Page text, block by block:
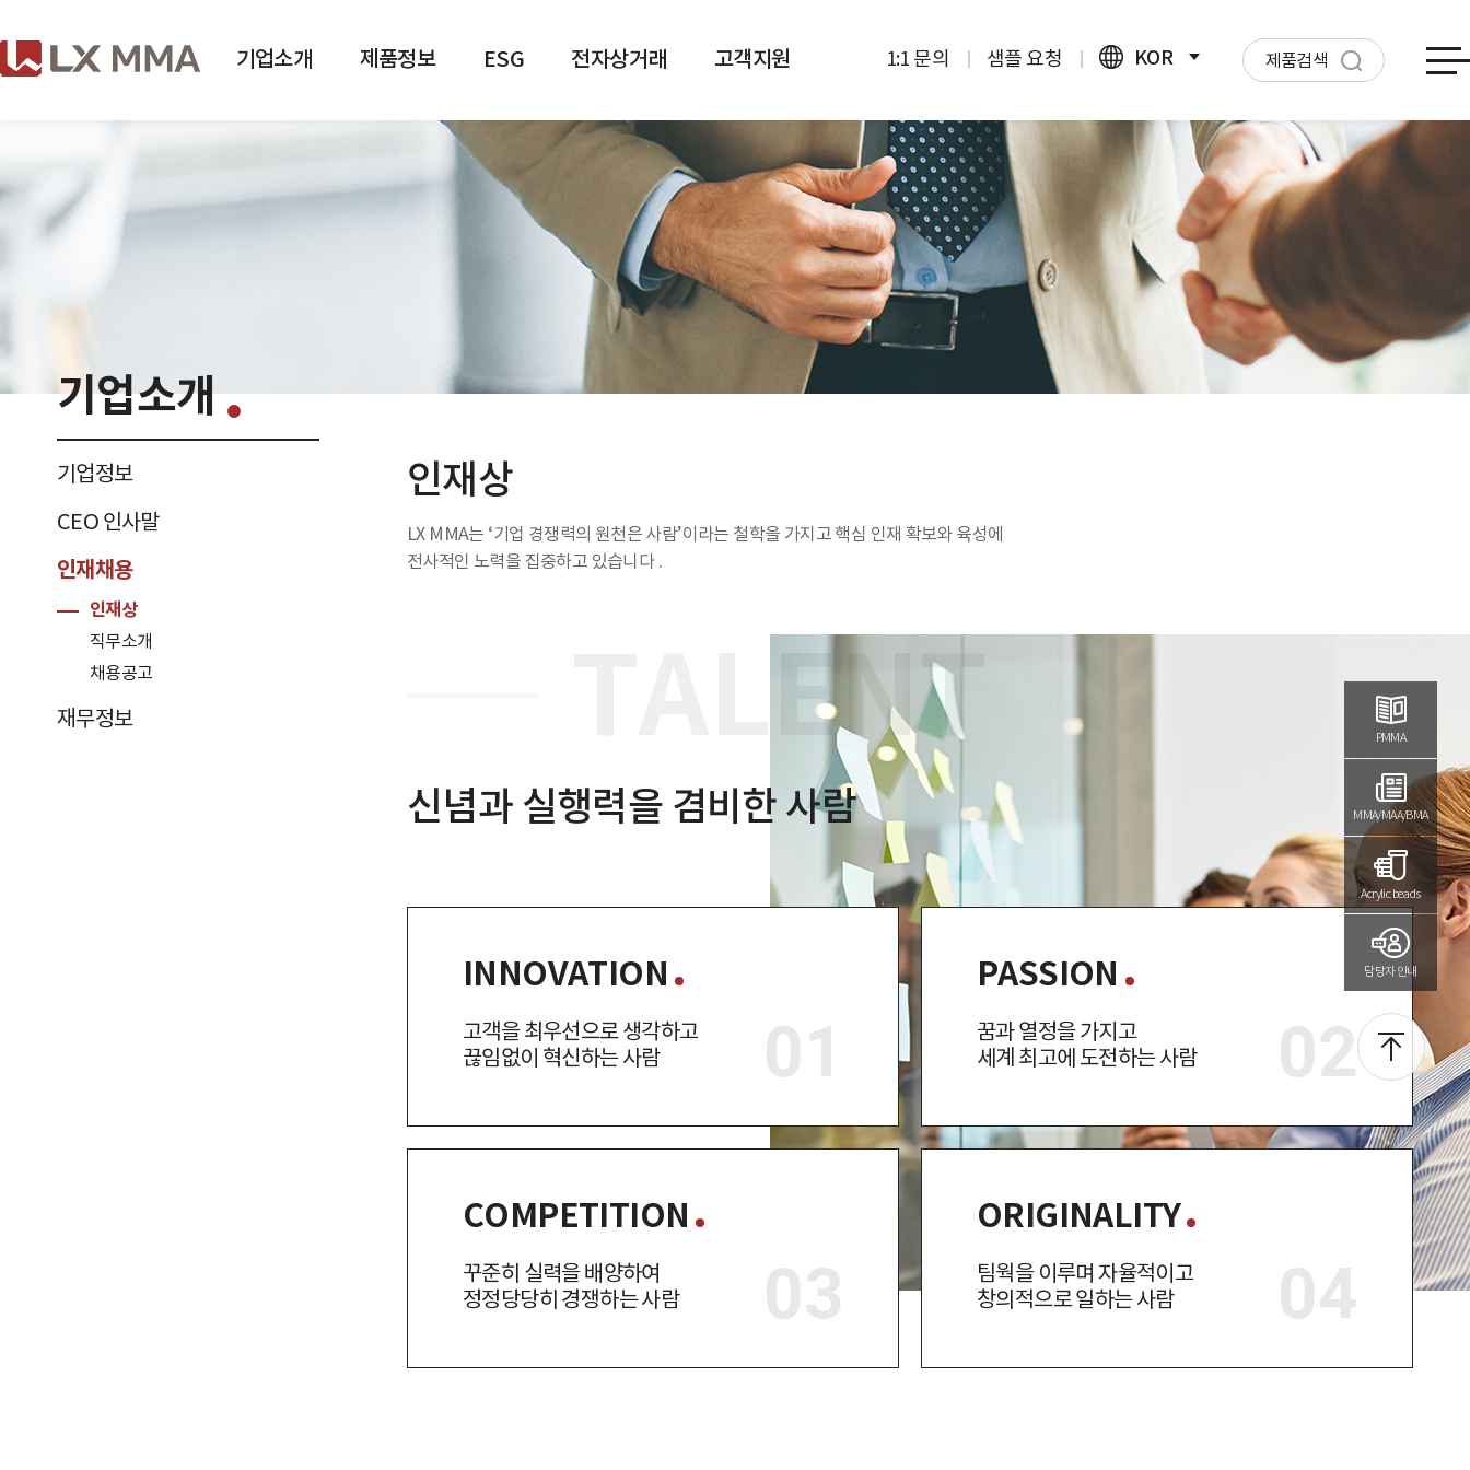
본문가기
기업소개 제품정보 ESG 전자상거래 고객지원 1:1 문의 샘플 요청
KOR
CHN
제품검색
인재상
LX MMA는 ‘기업 경쟁력의 원천은 사람’이라는 철학을 가지고 핵심 인재 확보와 육성에
전사적인 노력을 집중하고 있습니다 .
TALENT
신념과 실행력을 겸비한 사람
INNOVATION
고객을 최우선으로 생각하고
끊임없이 혁신하는 사람
PASSION
꿈과 열정을 가지고
세계 최고에 도전하는 사람
COMPETITION
꾸준히 실력을 배양하여
정정당당히 경쟁하는 사람
ORIGINALITY
팀웍을 이루며 자율적이고
창의적으로 일하는 사람
기업소개
기업정보
CEO 인사말
인재채용
인재상
직무소개
채용공고
재무정보
공시 · 공고
PMMA
MMA/MAA/BMA
Acrylic beads
담당자 안내